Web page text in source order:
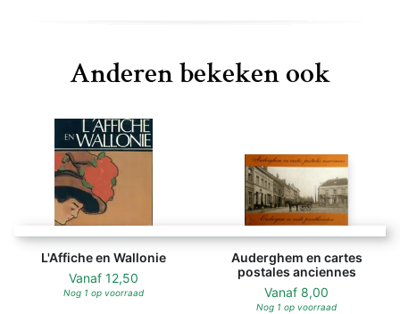
Anderen bekeken ook
L'Affiche en Wallonie
Vanaf 12,50
Nog 1 op voorraad
Auderghem en cartes
postales anciennes
Vanaf 8,00
Nog 1 op voorraad